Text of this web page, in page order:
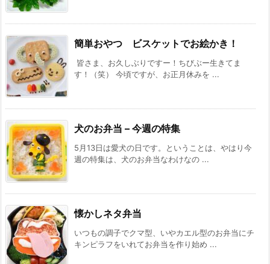
簡単おやつ ビスケットでお絵かき！
皆さま、お久しぶりですー！ちびぶー生きてま
す！（笑） 今頃ですが、お正月休みを ...
犬のお弁当 – 今週の特集
5月13日は愛犬の日です。ということは、やはり今
週の特集は、犬のお弁当なわけなの ...
懐かしネタ弁当
いつもの調子でクマ型、いやカエル型のお弁当にチ
キンピラフをいれてお弁当を作り始め ...